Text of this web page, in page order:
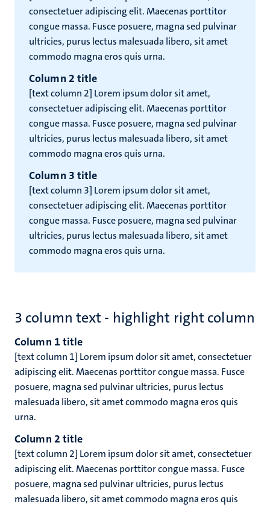
consectetuer adipiscing elit. Maecenas porttitor
congue massa. Fusce posuere, magna sed pulvinar
ultricies, purus lectus malesuada libero, sit amet
commodo magna eros quis urna.
Column 2 title
[text column 2] Lorem ipsum dolor sit amet,
consectetuer adipiscing elit. Maecenas porttitor
congue massa. Fusce posuere, magna sed pulvinar
ultricies, purus lectus malesuada libero, sit amet
commodo magna eros quis urna.
Column 3 title
[text column 3] Lorem ipsum dolor sit amet,
consectetuer adipiscing elit. Maecenas porttitor
congue massa. Fusce posuere, magna sed pulvinar
ultricies, purus lectus malesuada libero, sit amet
commodo magna eros quis urna.
3 column text - highlight right column
Column 1 title
[text column 1] Lorem ipsum dolor sit amet, consectetuer
adipiscing elit. Maecenas porttitor congue massa. Fusce
posuere, magna sed pulvinar ultricies, purus lectus
malesuada libero, sit amet commodo magna eros quis
urna.
Column 2 title
[text column 2] Lorem ipsum dolor sit amet, consectetuer
adipiscing elit. Maecenas porttitor congue massa. Fusce
posuere, magna sed pulvinar ultricies, purus lectus
malesuada libero, sit amet commodo magna eros quis